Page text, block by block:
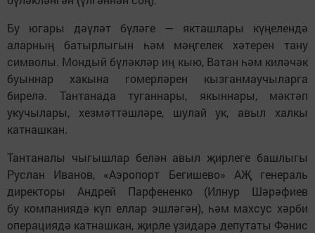
Бу югары дәүләт бүләге — якташлары күңелендә
аларның батырлыгын һәм мәңгелек хәтерен тану
символы. Мондый бүләкләр иң кыю, Ватан һәм киләчәк
буыннар хакына гомерләрен кызганмаучыларга
бирелә. Тантанада туганнары, якыннары, мәктәп
укучылары, хезмәттәшләре, шулай ук, авыл халкы
катнашкан.
Тантаналы чыгышлар белән авыл җирлеге башлыгы
Руслан Иванов, «Аэропорт Бегишево» АҖ генераль
директоры Андрей Парфененко (Илнур Шәрәфиев
бу компаниядә күп еллар эшләгән), һәм махсус хәрби
операциядә катнашкан, җирле үзидарә депутаты Фәнис